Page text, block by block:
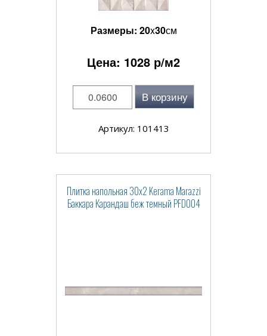
Размеры: 20x30см
Цена: 1028 р/м2
В корзину
Артикул: 101413
Плитка напольная 30x2 Kerama Marazzi
Баккара Карандаш беж темный PFD004